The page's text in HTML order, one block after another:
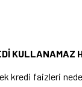
KULLANAMAZ
kre­di faizleri